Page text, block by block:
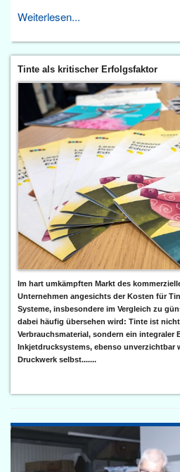
Weiterlesen...
Tinte als kritischer Erfolgsfaktor
Im hart umkämpften Markt des
Unternehmen angesichts der Kosten für
Systeme, insbesondere im Vergleich zu
dabei häufig übersehen wird: Tinte ist
Verbrauchsmaterial, sondern ein integraler
Inkjetdrucksystems, ebenso unverzichtbar
Druckwerk selbst.......